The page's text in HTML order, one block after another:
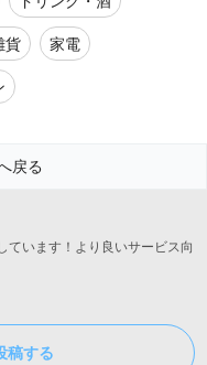
貨
家電
戻る
ています！より良いサービス向
稿する